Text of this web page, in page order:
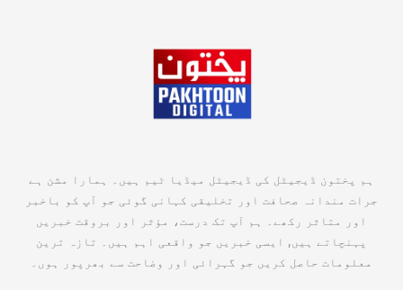
ہم پختون ڈیجیٹل کی ڈیجیٹل میڈیا ٹیم ہیں۔ ہمارا مشن ہے
جرات مندانہ صحافت اور تخلیقی کہانی گوئی جو آپ کو باخبر
اور متاثر رکھے۔ ہم آپ تک درست، مؤثر اور بروقت خبریں
پہنچاتے ہیں, ایسی خبریں جو واقعی اہم ہیں۔ تازہ ترین
معلومات حاصل کریں جو گہرائی اور وضاحت سے بھرپور ہوں۔